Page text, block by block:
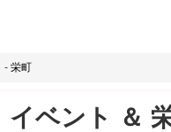
- 栄町
イベント ＆